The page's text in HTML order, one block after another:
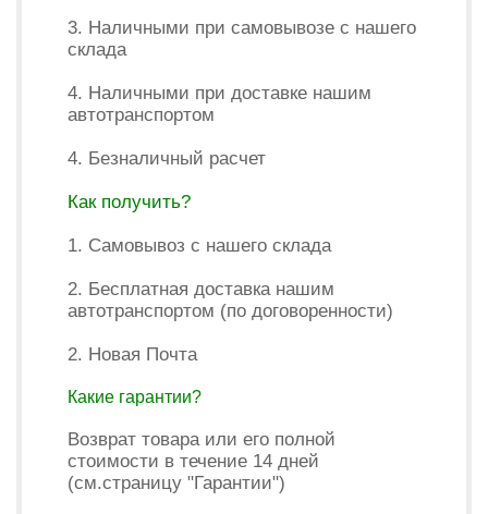
3. Наличными при самовывозе с нашего
склада
4. Наличными при доставке нашим
автотранспортом
4. Безналичный расчет
Как получить?
1. Самовывоз с нашего склада
2. Бесплатная доставка нашим
автотранспортом (по договоренности)
2. Новая Почта
Какие гарантии?
Возврат товара или его полной
стоимости в течение 14 дней
(см.страницу "Гарантии")